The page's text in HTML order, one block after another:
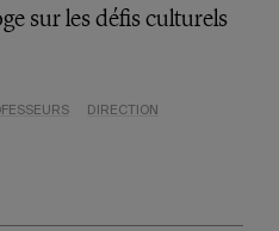
sur les défis culturels
DIRECTION